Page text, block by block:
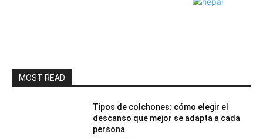
MOST READ
Tipos de colchones: cómo elegir el
descanso que mejor se adapta a cada
persona